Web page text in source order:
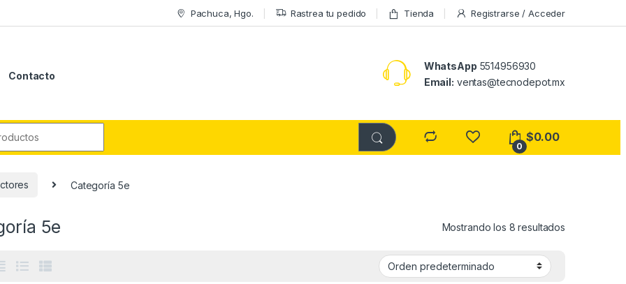
Pachuca, Hgo. Rastrea tu pedido Tienda Registrarse / Acceder
Contacto
WhatsApp 5514956930
Email: ventas@tecnodepot.mx
0
$0.00
Categoría 5e
5e Mostrando los 8 resultados